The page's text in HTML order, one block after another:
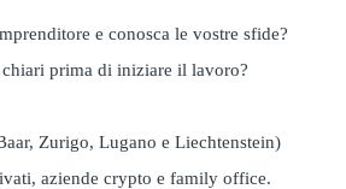
e conosca le vostre sfide?
prima di iniziare il lavoro?
Zurigo, Lugano e Liechtenstein)
aziende crypto e family office.